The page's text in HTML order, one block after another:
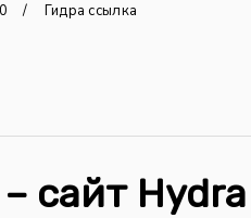
Гидра ссылка
сайт